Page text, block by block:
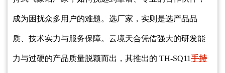
成为困扰众多用户的难题。选厂家，实则是选产品品
质、技术实力与服务保障。云境天合凭借强大的研发能
力与过硬的产品质量脱颖而出，其推出的 TH-SQ11手持